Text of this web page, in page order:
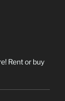
Rent or buy